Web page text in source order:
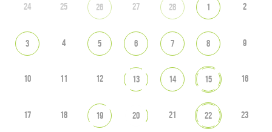
24 25 26 27 28 1 2
3 4 5 6 7 8 9
10 11 12 13 14 15 16
17 18 19 20 21 22 23